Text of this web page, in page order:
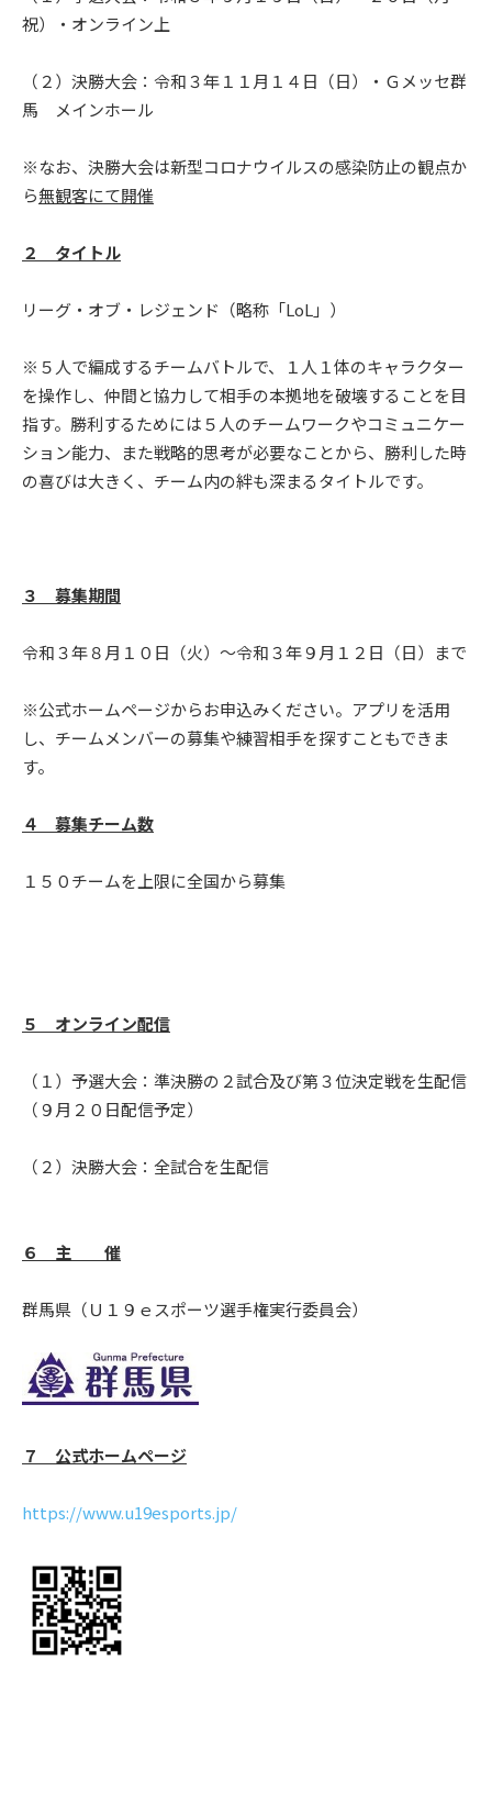
祝）・オンライン上
（２）決勝大会：令和３年１１月１４日（日）・Ｇメッセ群
馬 メインホール
※なお、決勝大会は新型コロナウイルスの感染防止の観点か
ら無観客にて開催
２ タイトル
リーグ・オブ・レジェンド（略称「LoL」）
※５人で編成するチームバトルで、１人１体のキャラクター
を操作し、仲間と協力して相手の本拠地を破壊することを目
指す。勝利するためには５人のチームワークやコミュニケー
ション能力、また戦略的思考が必要なことから、勝利した時
の喜びは大きく、チーム内の絆も深まるタイトルです。
３ 募集期間
令和３年８月１０日（火）～令和３年９月１２日（日）まで
※公式ホームページからお申込みください。アプリを活用
し、チームメンバーの募集や練習相手を探すこともできま
す。
４ 募集チーム数
１５０チームを上限に全国から募集
５ オンライン配信
（１）予選大会：準決勝の２試合及び第３位決定戦を生配信
（９月２０日配信予定）
（２）決勝大会：全試合を生配信
６ 主 催
群馬県（Ｕ１９ｅスポーツ選手権実行委員会）
７ 公式ホームページ
https://www.u19esports.jp/